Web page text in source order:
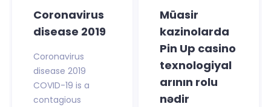
Coronavirus
disease 2019
Coronavirus
disease 2019
COVID-19 is a
contagious
Müasir
kazinolarda
Pin Up casino
texnologiyal
arının rolu
nədir